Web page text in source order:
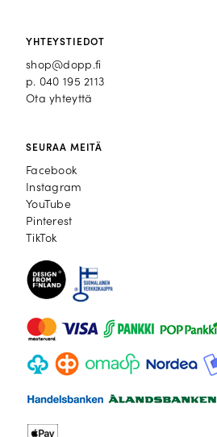
YHTEYSTIEDOT
shop@dopp.fi
p. 040 195 2113
Ota yhteyttä
SEURAA MEITÄ
Facebook
Facebook
Instagram
Instagram
YouTube
YouTube
Pinterest
Pinterest
TikTok
TikTok